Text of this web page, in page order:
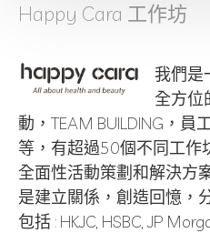
Happy Cara 工作坊
我們是
全方位
動，TEAM BUILDING，
等，有超過50個不同工作
全面性活動策劃和解決方
是建立關係，創造回憶，
包括 : HKJC, HSBC, JP